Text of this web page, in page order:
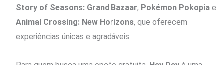
Story of Seasons: Grand Bazaar, Pokémon Pokopia e
Animal Crossing: New Horizons, que oferecem
experiências únicas e agradáveis.